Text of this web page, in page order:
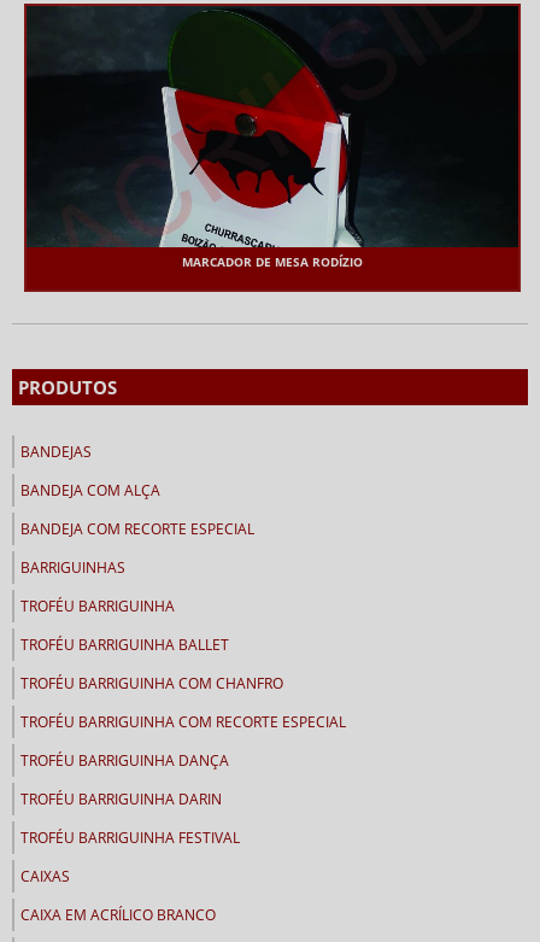
MARCADOR DE MESA RODÍZIO
PRODUTOS
BANDEJAS
BANDEJA COM ALÇA
BANDEJA COM RECORTE ESPECIAL
BARRIGUINHAS
TROFÉU BARRIGUINHA
TROFÉU BARRIGUINHA BALLET
TROFÉU BARRIGUINHA COM CHANFRO
TROFÉU BARRIGUINHA COM RECORTE ESPECIAL
TROFÉU BARRIGUINHA DANÇA
TROFÉU BARRIGUINHA DARIN
TROFÉU BARRIGUINHA FESTIVAL
CAIXAS
CAIXA EM ACRÍLICO BRANCO